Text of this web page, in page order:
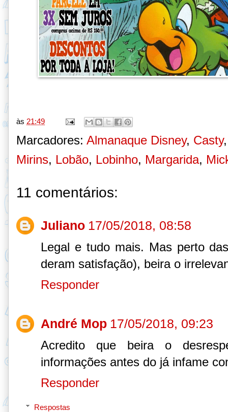
às 21:49
Marcadores: Almanaque Disney, Casty
Mirins, Lobão, Lobinho, Margarida,
11 comentários:
Juliano 17/05/2018, 08:58
Legal e tudo mais. Mas perto
deram satisfação), beira o
Responder
André Mop 17/05/2018, 09:23
Acredito que beira o
informações antes do já infame
Responder
Respostas